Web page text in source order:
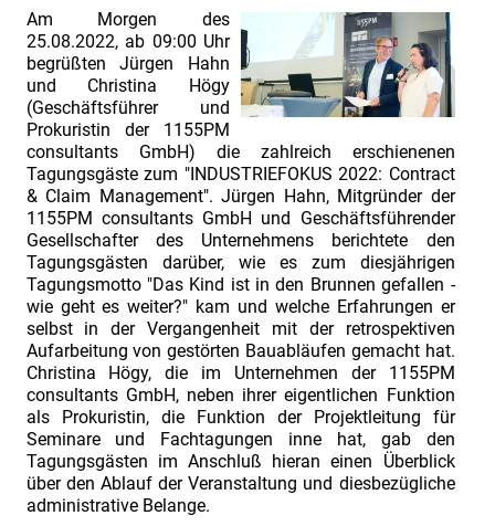
Am Morgen des
25.08.2022, ab 09:00 Uhr
begrüßten Jürgen Hahn
und Christina Högy
(Geschäftsführer und
Prokuristin der 1155PM
consultants GmbH) die zahlreich erschienenen
Tagungsgäste zum "INDUSTRIEFOKUS 2022: Contract
& Claim Management". Jürgen Hahn, Mitgründer der
1155PM consultants GmbH und Geschäftsführender
Gesellschafter des Unternehmens berichtete den
Tagungsgästen darüber, wie es zum diesjährigen
Tagungsmotto "Das Kind ist in den Brunnen gefallen -
wie geht es weiter?" kam und welche Erfahrungen er
selbst in der Vergangenheit mit der retrospektiven
Aufarbeitung von gestörten Bauabläufen gemacht hat.
Christina Högy, die im Unternehmen der 1155PM
consultants GmbH, neben ihrer eigentlichen Funktion
als Prokuristin, die Funktion der Projektleitung für
Seminare und Fachtagungen inne hat, gab den
Tagungsgästen im Anschluß hieran einen Überblick
über den Ablauf der Veranstaltung und diesbezügliche
administrative Belange.
Oliver
Knura.
Thema:
„Dispute
Management:
„Wer
nur
einen
Hammer
hat
sieht
in
jedem
Problem
einen
Nagel“
INDUSTRIEFOKUS